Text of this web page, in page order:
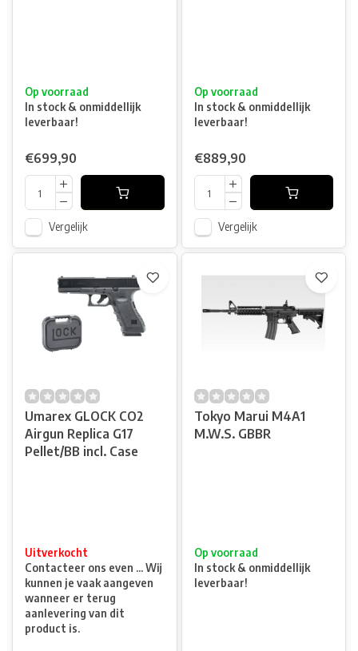
Op voorraad
In stock & onmiddellijk
leverbaar!
€699,90
Vergelijk
Op voorraad
In stock & onmiddellijk
leverbaar!
€889,90
Vergelijk
Umarex GLOCK CO2
Airgun Replica G17
Pellet/BB incl. Case
Uitverkocht
Contacteer ons even ... Wij
kunnen je vaak aangeven
wanneer er terug
aanlevering van dit
product is.
Tokyo Marui M4A1
M.W.S. GBBR
Op voorraad
In stock & onmiddellijk
leverbaar!